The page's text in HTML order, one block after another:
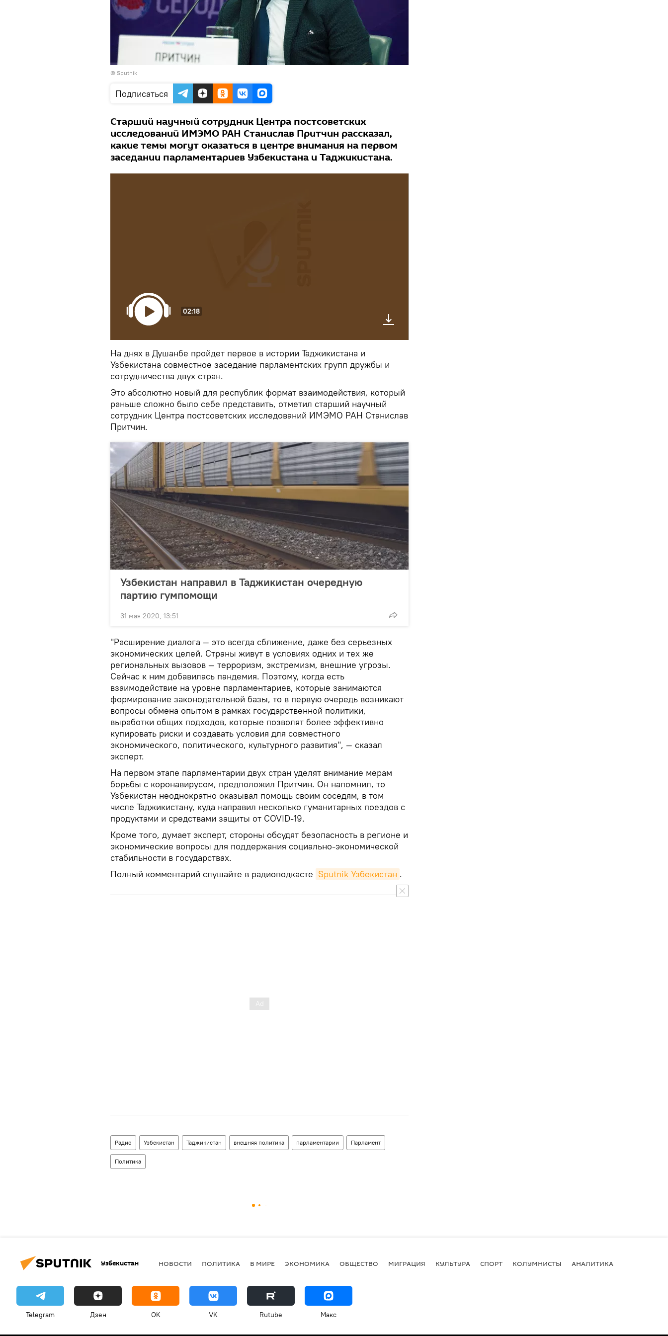
© Sputnik
Подписаться
Старший научный сотрудник Центра постсоветских
исследований ИМЭМО РАН Станислав Притчин рассказал,
какие темы могут оказаться в центре внимания на первом
заседании парламентариев Узбекистана и Таджикистана.
02:18
На днях в Душанбе пройдет первое в истории Таджикистана и
Узбекистана совместное заседание парламентских групп дружбы и
сотрудничества двух стран.
Это абсолютно новый для республик формат взаимодействия, который
раньше сложно было себе представить, отметил старший научный
сотрудник Центра постсоветских исследований ИМЭМО РАН Станислав
Притчин.
Узбекистан направил в Таджикистан очередную
партию гумпомощи
31 мая 2020, 13:51
"Расширение диалога — это всегда сближение, даже без серьезных
экономических целей. Страны живут в условиях одних и тех же
региональных вызовов — терроризм, экстремизм, внешние угрозы.
Сейчас к ним добавилась пандемия. Поэтому, когда есть
взаимодействие на уровне парламентариев, которые занимаются
формирование законодательной базы, то в первую очередь возникают
вопросы обмена опытом в рамках государственной политики,
выработки общих подходов, которые позволят более эффективно
купировать риски и создавать условия для совместного
экономического, политического, культурного развития", — сказал
эксперт.
На первом этапе парламентарии двух стран уделят внимание мерам
борьбы с коронавирусом, предположил Притчин. Он напомнил, то
Узбекистан неоднократно оказывал помощь своим соседям, в том
числе Таджикистану, куда направил несколько гуманитарных поездов с
продуктами и средствами защиты от COVID-19.
Кроме того, думает эксперт, стороны обсудят безопасность в регионе и
экономические вопросы для поддержания социально-экономической
стабильности в государствах.
Полный комментарий слушайте в радиоподкасте Sputnik Узбекистан .
Радио Узбекистан Таджикистан внешняя политика парламентарии Парламент
Политика
Узбекистан НОВОСТИ ПОЛИТИКА В МИРЕ ЭКОНОМИКА ОБЩЕСТВО МИГРАЦИЯ КУЛЬТУРА СПОРТ КОЛУМНИСТЫ АНАЛИТИКА
Telegram Дзен OK VK Rutube Макс